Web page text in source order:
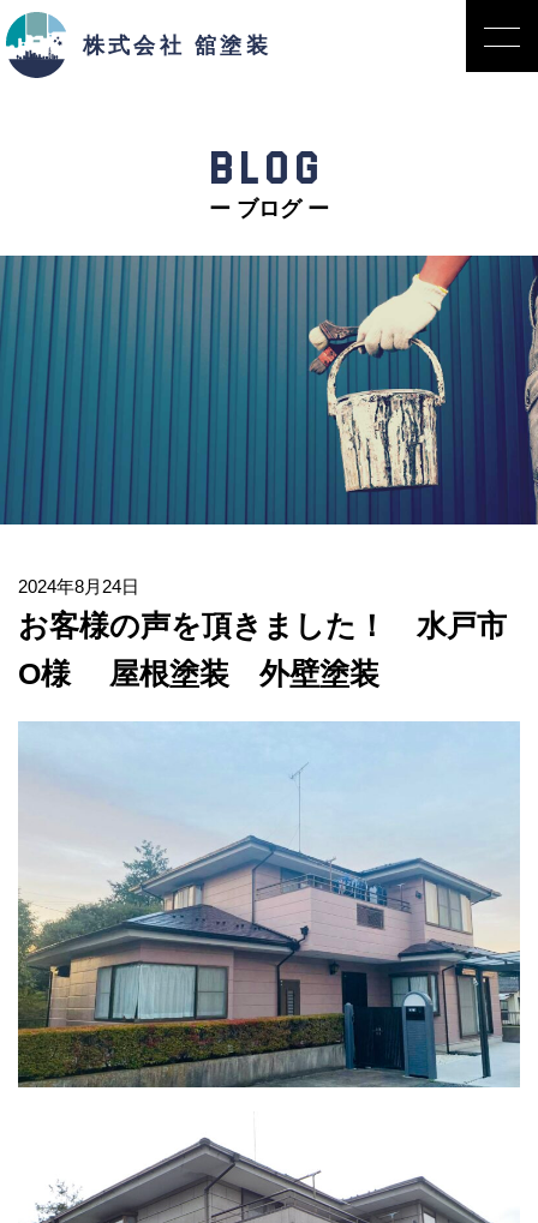
株式会社 舘塗装
BLOG
ー ブログ ー
2024年8月24日
お客様の声を頂きました！ 水戸市
O様 屋根塗装 外壁塗装